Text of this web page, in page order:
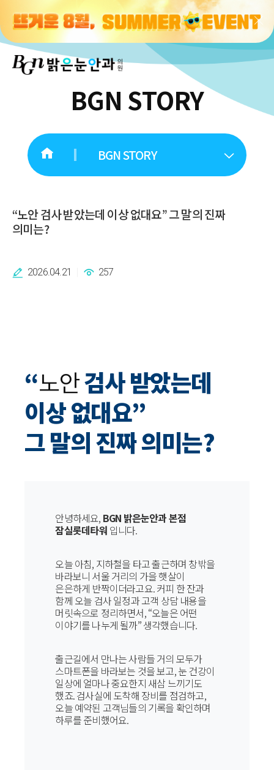
BGN STORY
BGN STORY
“노안 검사 받았는데 이상 없대요” 그 말의 진짜
의미는?
2026.04.21 257
“노안검사 받았는데
이상 없대요”
그 말의 진짜 의미는?
안녕하세요, BGN 밝은눈안과 본점
잠실롯데타워 입니다.
오늘 아침, 지하철을 타고 출근하며 창밖을
바라보니 서울 거리의 가을 햇살이
은은하게 반짝이더라고요. 커피 한 잔과
함께 오늘 검사 일정과 고객 상담 내용을
머릿속으로 정리하면서, “오늘은 어떤
이야기를 나누게 될까” 생각했습니다.
출근길에서 만나는 사람들 거의 모두가
스마트폰을 바라보는 것을 보고, 눈 건강이
일상에 얼마나 중요한지 새삼 느끼기도
했죠. 검사실에 도착해 장비를 점검하고,
오늘 예약된 고객님들의 기록을 확인하며
하루를 준비했어요.